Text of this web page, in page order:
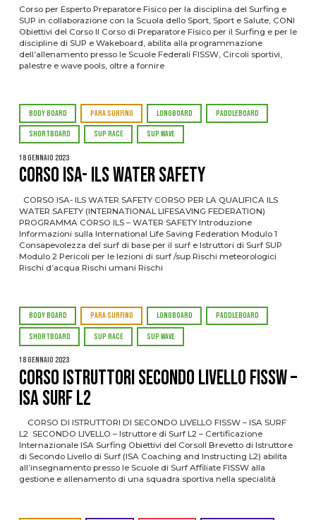
Corso per Esperto Preparatore Fisico per la disciplina del Surfing e
SUP in collaborazione con la Scuola dello Sport, Sport e Salute, CONI
Obiettivi del Corso Il Corso di Preparatore Fisico per il Surfing e per le
discipline di SUP e Wakeboard, abilita alla programmazione
dell’allenamento presso le Scuole Federali FISSW, Circoli sportivi,
palestre e wave pools, oltre a fornire
BODY BOARD PARA SURFING LONGBOARD PADDLEBOARD
SHORTBOARD SUP RACE SUP WAVE
18 Gennaio 2023
CORSO ISA- ILS WATER SAFETY
CORSO ISA- ILS WATER SAFETY CORSO PER LA QUALIFICA ILS
WATER SAFETY (INTERNATIONAL LIFESAVING FEDERATION)
PROGRAMMA CORSO ILS – WATER SAFETY Introduzione
Informazioni sulla International Life Saving Federation Modulo 1
Consapevolezza del surf di base per il surf e Istruttori di Surf SUP
Modulo 2 Pericoli per le lezioni di surf /sup Rischi meteorologici
Rischi d’acqua Rischi umani Rischi
BODY BOARD PARA SURFING LONGBOARD PADDLEBOARD
SHORTBOARD SUP RACE SUP WAVE
18 Gennaio 2023
CORSO ISTRUTTORI SECONDO LIVELLO FISSW –
ISA SURF L2
CORSO DI ISTRUTTORI DI SECONDO LIVELLO FISSW – ISA SURF
L2 SECONDO LIVELLO – Istruttore di Surf L2 – Certificazione
Internazionale ISA Surfing Obiettivi del CorsoIl Brevetto di Istruttore
di Secondo Livello di Surf (ISA Coaching and Instructing L2) abilita
all’insegnamento presso le Scuole di Surf Affiliate FISSW alla
gestione e allenamento di una squadra sportiva nella specialità